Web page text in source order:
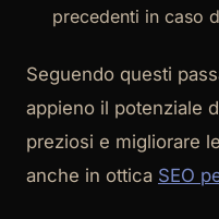
precedenti in caso
Seguendo questi
appieno il potenziale
preziosi e migliorare
anche in ottica SEO